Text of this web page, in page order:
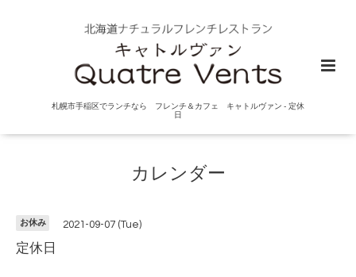
札幌市手稲区でランチなら フレンチ＆カフェ キャトルヴァン - 定休
日
カレンダー
お休み 2021-09-07 (Tue)
定休日